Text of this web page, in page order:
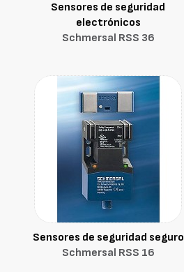
Sensores de seguridad
electrónicos
Schmersal RSS 36
Sensores de seguridad seguro
Schmersal RSS 16